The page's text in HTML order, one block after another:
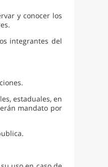
y conocer los
integrantes del
estaduales, en
mandato por